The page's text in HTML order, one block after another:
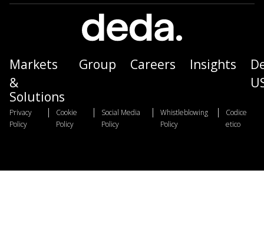
Markets
&
Solutions
Group Careers Insights
Privacy
Policy
| Cookie
Policy
| Social Media
Policy
| Whistleblowing
Policy
| Codice
etico